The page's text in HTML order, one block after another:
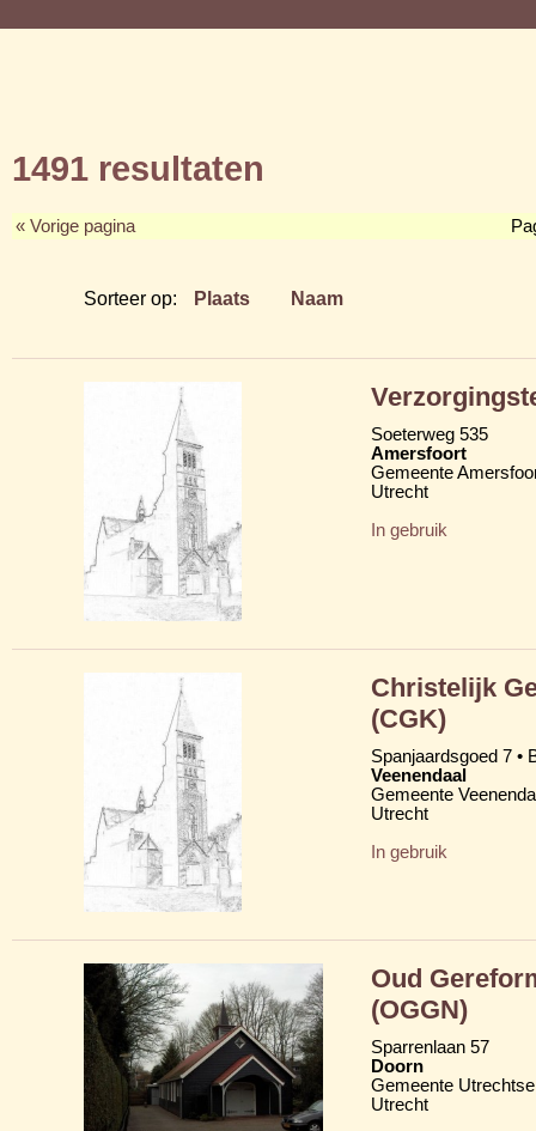
1491 resultaten
« Vorige pagina
Sorteer op: Plaats Naam
Soeterweg 535
Amersfoort
Gemeente
Utrecht
In gebruik
Christelijk
(CGK)
Spanjaardsgoed 7 •
Veenendaal
Gemeente
Utrecht
In gebruik
Oud
(OGGN)
Sparrenlaan 57
Doorn
Gemeente
Utrecht